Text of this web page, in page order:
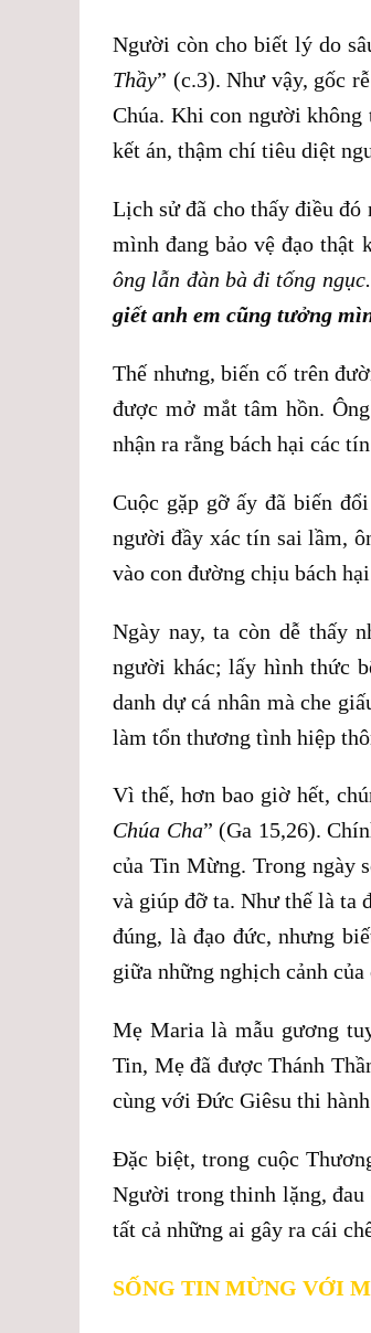
Người còn cho biết lý do
Thầy” (c.3). Như vậy, gốc
Chúa. Khi con người không
kết án, thậm chí tiêu diệt
Lịch sử đã cho thấy điều
mình đang bảo vệ đạo
ông lẫn đàn bà đi tống ngục.
giết anh em cũng tưởng
Thế nhưng, biến cố trên
được mở mắt tâm hồn.
nhận ra rằng bách hại các
Cuộc gặp gỡ ấy đã biến
người đầy xác tín sai lầm,
vào con đường chịu bách
Ngày nay, ta còn dễ thấy
người khác; lấy hình thức
danh dự cá nhân mà che
làm tổn thương tình hiệp
Vì thế, hơn bao giờ hết,
Chúa Cha” (Ga 15,26).
của Tin Mừng. Trong ngày
và giúp đỡ ta. Như thế là ta
đúng, là đạo đức, nhưng
giữa những nghịch cảnh
Mẹ Maria là mẫu gương
Tin, Mẹ đã được Thánh
cùng với Đức Giêsu thi
Đặc biệt, trong cuộc
Người trong thinh lặng, đau
tất cả những ai gây ra cái
SỐNG TIN MỪNG VỚI